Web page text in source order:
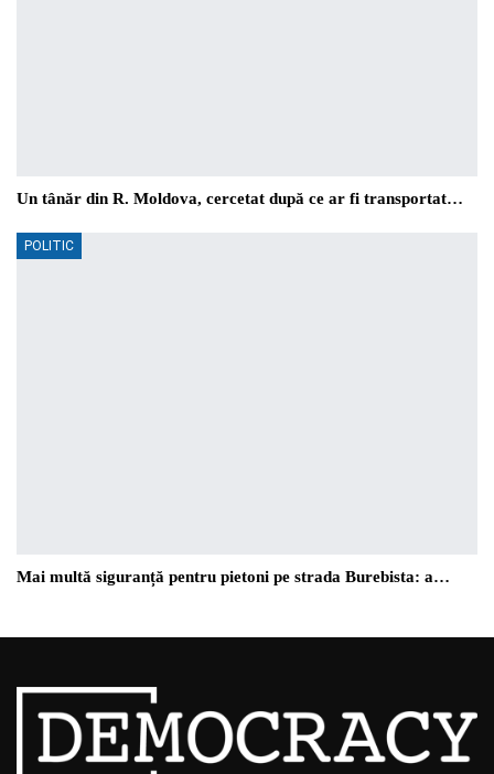
Un tânăr din R. Moldova, cercetat după ce ar fi transportat…
POLITIC
Mai multă siguranță pentru pietoni pe strada Burebista: a…